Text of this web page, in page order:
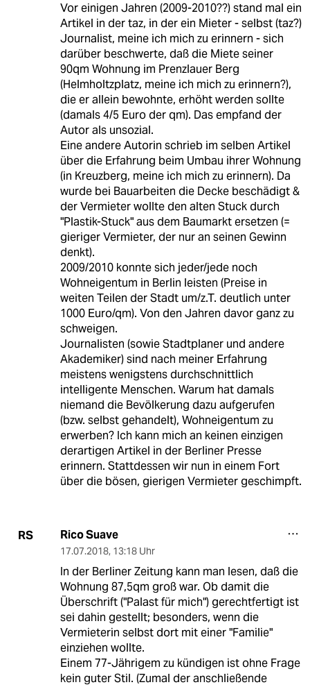
Vor einigen Jahren (2009-2010??) stand mal ein
Artikel in der taz, in der ein Mieter - selbst (taz?)
Journalist, meine ich mich zu erinnern - sich
darüber beschwerte, daß die Miete seiner
90qm Wohnung im Prenzlauer Berg
(Helmholtzplatz, meine ich mich zu erinnern?),
die er allein bewohnte, erhöht werden sollte
(damals 4/5 Euro der qm). Das empfand der
Autor als unsozial.
Eine andere Autorin schrieb im selben Artikel
über die Erfahrung beim Umbau ihrer Wohnung
(in Kreuzberg, meine ich mich zu erinnern). Da
wurde bei Bauarbeiten die Decke beschädigt &
der Vermieter wollte den alten Stuck durch
"Plastik-Stuck" aus dem Baumarkt ersetzen (=
gieriger Vermieter, der nur an seinen Gewinn
denkt).
2009/2010 konnte sich jeder/jede noch
Wohneigentum in Berlin leisten (Preise in
weiten Teilen der Stadt um/z.T. deutlich unter
1000 Euro/qm). Von den Jahren davor ganz zu
schweigen.
Journalisten (sowie Stadtplaner und andere
Akademiker) sind nach meiner Erfahrung
meistens wenigstens durchschnittlich
intelligente Menschen. Warum hat damals
niemand die Bevölkerung dazu aufgerufen
(bzw. selbst gehandelt), Wohneigentum zu
erwerben? Ich kann mich an keinen einzigen
derartigen Artikel in der Berliner Presse
erinnern. Stattdessen wir nun in einem Fort
über die bösen, gierigen Vermieter geschimpft.
RS Rico Suave
17.07.2018, 13:18 Uhr
In der Berliner Zeitung kann man lesen, daß die
Wohnung 87,5qm groß war. Ob damit die
Überschrift ("Palast für mich") gerechtfertigt ist
sei dahin gestellt; besonders, wenn die
Vermieterin selbst dort mit einer "Familie"
einziehen wollte.
Einem 77-Jährigem zu kündigen ist ohne Frage
kein guter Stil. (Zumal der anschließende